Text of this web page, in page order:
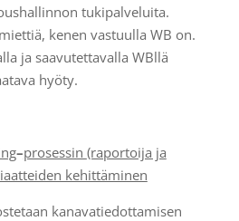
tukipalveluita.
kenen vastuulla WB on.
ja saavutettavalla WBllä
hyöty.
–prosessin (raportoija ja
kehittäminen
kanavatiedottamisen